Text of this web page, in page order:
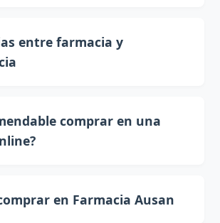
entre farmacia y
comprar en una
en Farmacia Ausan